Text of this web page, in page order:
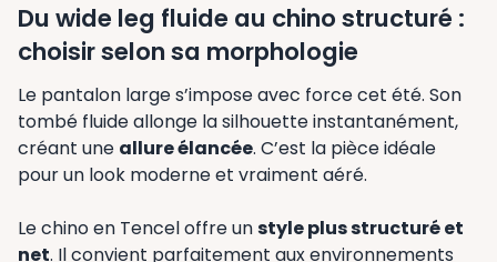
Du wide leg fluide au chino structuré :
choisir selon sa morphologie
Le pantalon large s’impose avec force cet été. Son
tombé fluide allonge la silhouette instantanément,
créant une allure élancée. C’est la pièce idéale
pour un look moderne et vraiment aéré.
Le chino en Tencel offre unstyle plus structuré et
net. Il convient parfaitement aux environnements